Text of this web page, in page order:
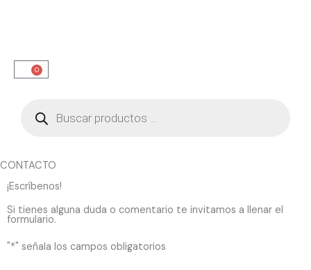
0
Carrito
productos
CONTACTO
¡Escríbenos!
Si tienes alguna duda o comentario te invitamos a llenar el
formulario.
"*" señala los campos obligatorios